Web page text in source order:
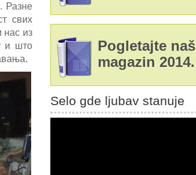
Разне
свих
нас из
и што
Pogletajte naš
magazin 2014.
Selo gde ljubav stanuje